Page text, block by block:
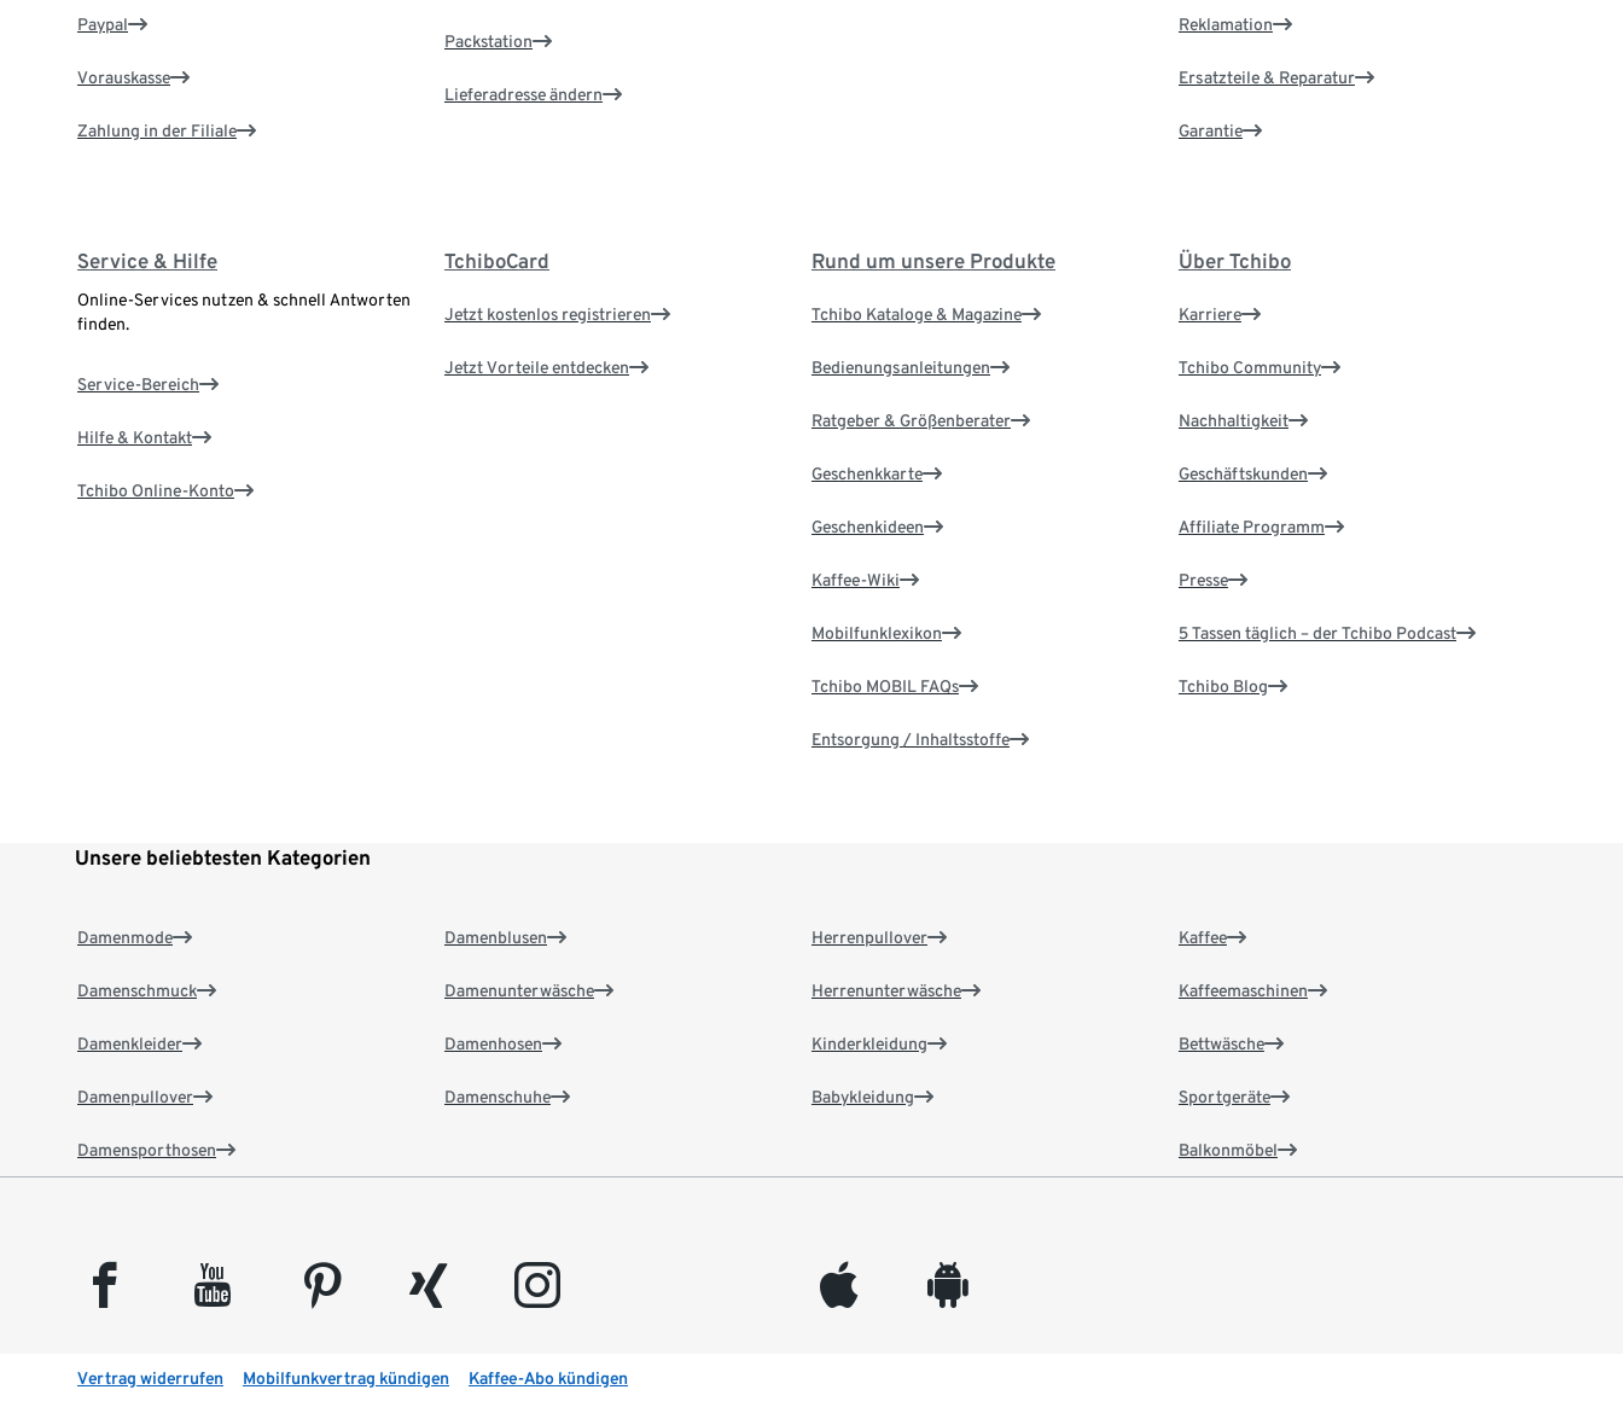
Paypal
Vorauskasse
Zahlung in der Filiale
Packstation
Lieferadresse ändern
Reklamation
Ersatzteile & Reparatur
Garantie
Service & Hilfe
Online-Services nutzen & schnell Antworten
finden.
Service-Bereich
Hilfe & Kontakt
Tchibo Online-Konto
TchiboCard
Jetzt kostenlos registrieren
Jetzt Vorteile entdecken
Rund um unsere Produkte
Tchibo Kataloge & Magazine
Bedienungsanleitungen
Ratgeber & Größenberater
Geschenkkarte
Geschenkideen
Kaffee-Wiki
Mobilfunklexikon
Tchibo MOBIL FAQs
Entsorgung / Inhaltsstoffe
Über Tchibo
Karriere
Tchibo Community
Nachhaltigkeit
Geschäftskunden
Affiliate Programm
Presse
5 Tassen täglich – der Tchibo Podcast
Tchibo Blog
Unsere beliebtesten Kategorien
Damenmode
Damenschmuck
Damenkleider
Damenpullover
Damensporthosen
Damenblusen
Damenunterwäsche
Damenhosen
Damenschuhe
Herrenpullover
Herrenunterwäsche
Kinderkleidung
Babykleidung
Kaffee
Kaffeemaschinen
Bettwäsche
Sportgeräte
Balkonmöbel
facebook youtube pinterest xing instagram appleinc android
Vertrag widerrufen Mobilfunkvertrag kündigen Kaffee-Abo kündigen